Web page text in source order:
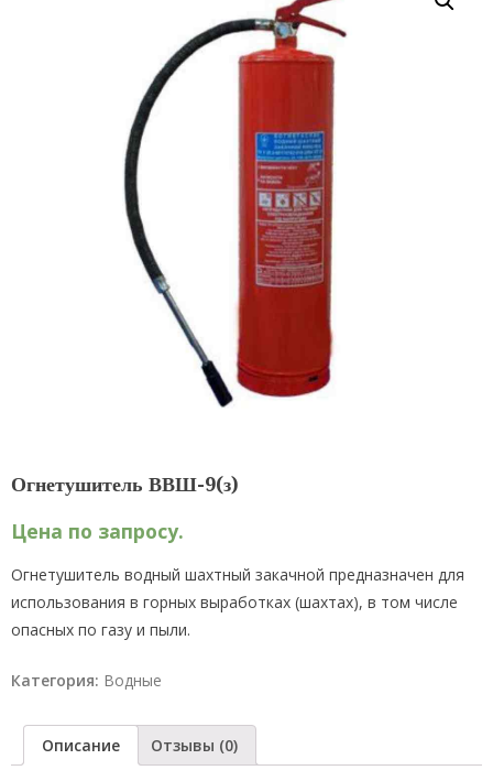
Огнетушитель ВВШ-9(з)
Цена по запросу.
Огнетушитель водный шахтный закачной предназначен для
использования в горных выработках (шахтах), в том числе
опасных по газу и пыли.
Категория: Водные
Описание Отзывы (0)